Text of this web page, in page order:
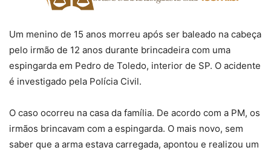
Um menino de 15 anos morreu após ser baleado na cabeça
pelo irmão de 12 anos durante brincadeira com uma
espingarda em Pedro de Toledo, interior de SP. O acidente
é investigado pela Polícia Civil.
O caso ocorreu na casa da família. De acordo com a PM, os
irmãos brincavam com a espingarda. O mais novo, sem
saber que a arma estava carregada, apontou e realizou um